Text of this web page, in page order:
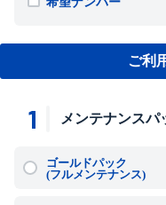
ご利
1 メンテナンスパ
ゴールドパック
(フルメンテナンス)